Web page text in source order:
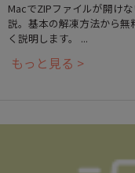
MacでZIPファイルが開け
説。基本の解凍方法から無
く説明します。 ...
もっと見る >